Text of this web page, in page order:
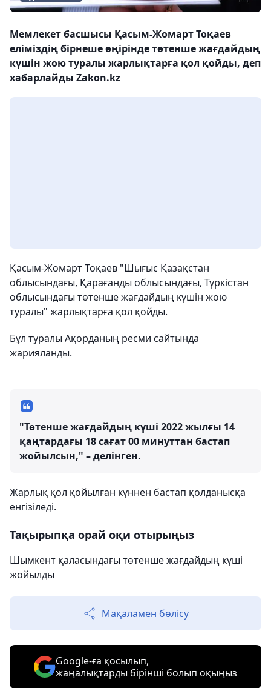
Мемлекет басшысы Қасым-Жомарт Тоқаев
еліміздің бірнеше өңірінде төтенше жағдайдың
күшін жою туралы жарлықтарға қол қойды, деп
хабарлайды Zakon.kz
Қасым-Жомарт Тоқаев "Шығыс Қазақстан
облысындағы, Қарағанды облысындағы, Түркістан
облысындағы төтенше жағдайдың күшін жою
туралы" жарлықтарға қол қойды.
Бұл туралы Ақорданың ресми сайтында
жарияланды.
"Төтенше жағдайдың күші 2022 жылғы 14
қаңтардағы 18 сағат 00 минуттан бастап
жойылсын," – делінген.
Жарлық қол қойылған күннен бастап қолданысқа
енгізіледі.
Тақырыпқа орай оқи отырыңыз
Шымкент қаласындағы төтенше жағдайдың күші
жойылды
Мақаламен бөлісу
Google-ға қосылып,
жаңалықтарды бірінші болып оқыңыз